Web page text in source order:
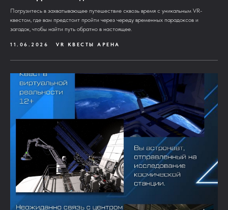
Погрузитесь в захватывающее путешествие сквозь время с уникальным VR-
квестом, где вам предстоит пройти через череду временных парадоксов и
загадок, чтобы найти путь обратно в настоящее.
11.06.2026 VR КВЕСТЫ АРЕНА